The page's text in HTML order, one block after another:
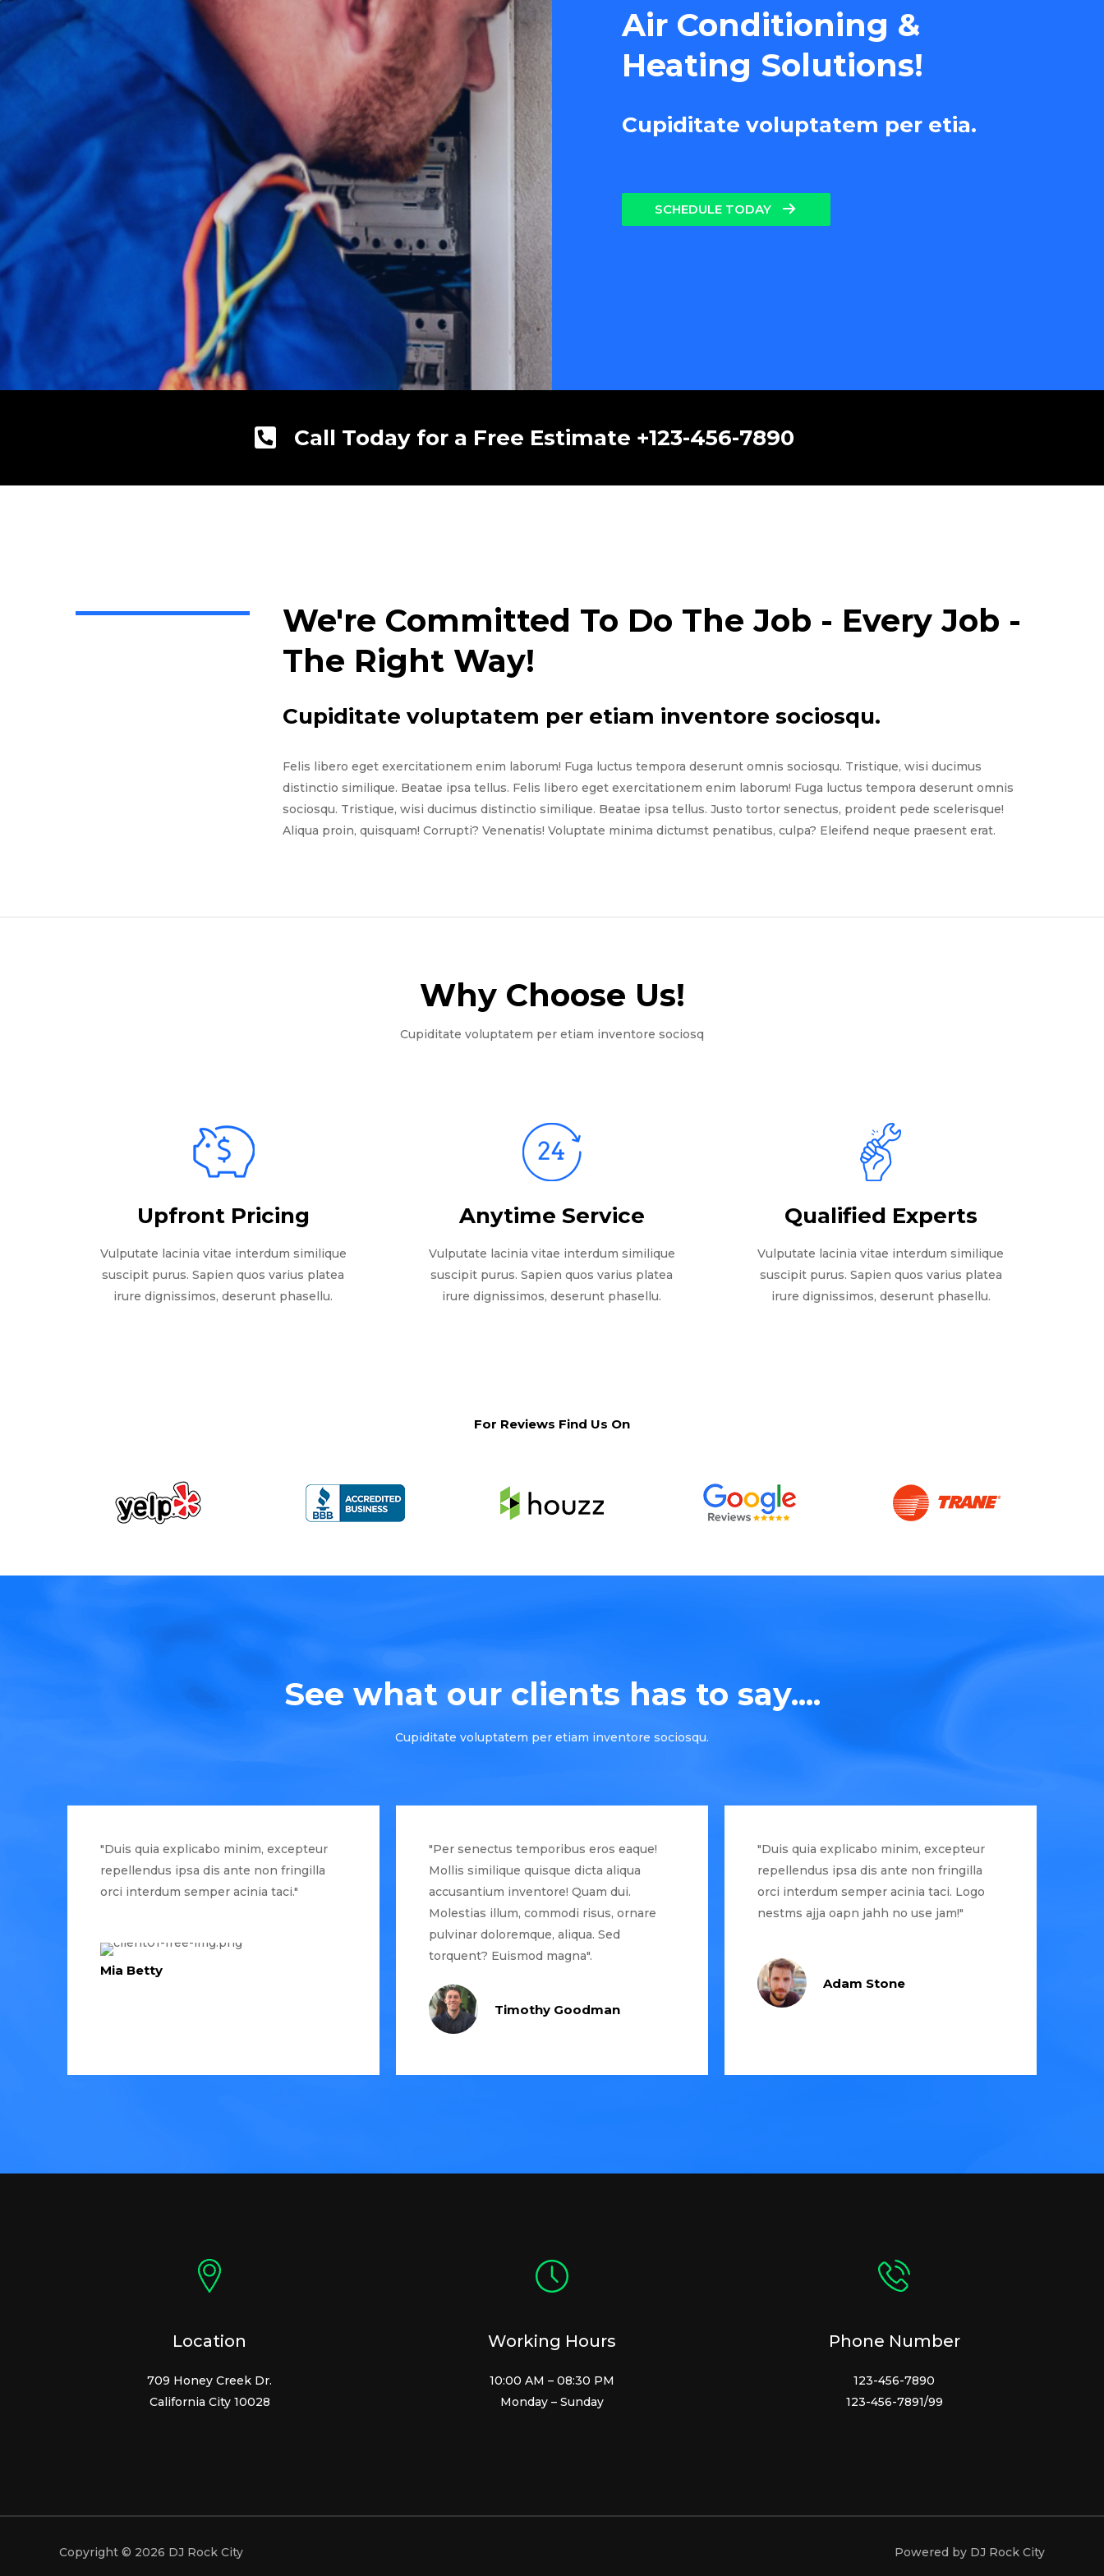
Air Conditioning &
Heating Solutions!
Cupiditate voluptatem per etia.
SCHEDULE TODAY
Call Today for a Free Estimate +123-456-7890
We're Committed To Do The Job - Every Job -
The Right Way!
Cupiditate voluptatem per etiam inventore sociosqu.
Felis libero eget exercitationem enim laborum! Fuga luctus tempora deserunt omnis sociosqu. Tristique, wisi ducimus
distinctio similique. Beatae ipsa tellus. Felis libero eget exercitationem enim laborum! Fuga luctus tempora deserunt omnis
sociosqu. Tristique, wisi ducimus distinctio similique. Beatae ipsa tellus. Justo tortor senectus, proident pede scelerisque!
Aliqua proin, quisquam! Corrupti? Venenatis! Voluptate minima dictumst penatibus, culpa? Eleifend neque praesent erat.
Why Choose Us!​
Cupiditate voluptatem per etiam inventore sociosq
Upfront Pricing
Vulputate lacinia vitae interdum similique
suscipit purus. Sapien quos varius platea
irure dignissimos, deserunt phasellu.
Anytime Service
Vulputate lacinia vitae interdum similique
suscipit purus. Sapien quos varius platea
irure dignissimos, deserunt phasellu.
Qualified Experts
Vulputate lacinia vitae interdum similique
suscipit purus. Sapien quos varius platea
irure dignissimos, deserunt phasellu.
For Reviews Find Us On
See what our clients has to say....
Cupiditate voluptatem per etiam inventore sociosqu.
"Duis quia explicabo minim, excepteur
repellendus ipsa dis ante non fringilla
orci interdum semper acinia taci."
Mia Betty
"Per senectus temporibus eros eaque!
Mollis similique quisque dicta aliqua
accusantium inventore! Quam dui.
Molestias illum, commodi risus, ornare
pulvinar doloremque, aliqua. Sed
torquent? Euismod magna".
Timothy Goodman
"Duis quia explicabo minim, excepteur
repellendus ipsa dis ante non fringilla
orci interdum semper acinia taci. Logo
nestms ajja oapn jahh no use jam!"
Adam Stone
Location
709 Honey Creek Dr.
California City 10028
Working Hours
10:00 AM – 08:30 PM
Monday – Sunday
Phone Number
123-456-7890
123-456-7891/99
Copyright © 2026 DJ Rock City Powered by DJ Rock City